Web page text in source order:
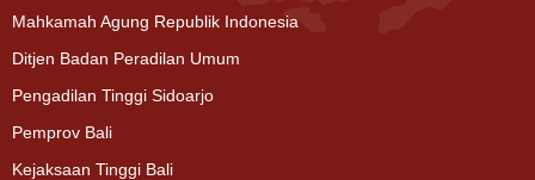
Mahkamah Agung Republik Indonesia
Ditjen Badan Peradilan Umum
Pengadilan Tinggi Sidoarjo
Pemprov Bali
Kejaksaan Tinggi Bali